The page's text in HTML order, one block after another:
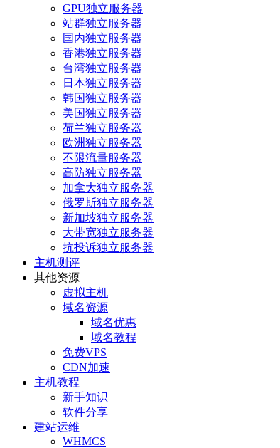
GPU独立服务器
站群独立服务器
国内独立服务器
香港独立服务器
台湾独立服务器
日本独立服务器
韩国独立服务器
美国独立服务器
荷兰独立服务器
欧洲独立服务器
不限流量服务器
高防独立服务器
加拿大独立服务器
俄罗斯独立服务器
新加坡独立服务器
大带宽独立服务器
抗投诉独立服务器
主机测评
其他资源
虚拟主机
域名资源
域名优惠
域名教程
免费VPS
CDN加速
主机教程
新手知识
软件分享
建站运维
WHMCS